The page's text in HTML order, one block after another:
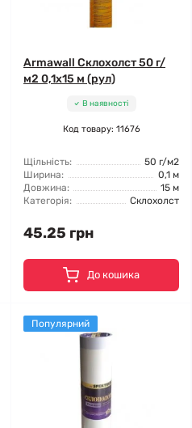
Armawall Склохолст 50 г/
м2 0,1x15 м (рул)
В наявності
Код товару: 11676
Щільність:
50 г/м2
Ширина:
0,1 м
Довжина:
15 м
Категорія:
Склохолст
45.25 грн
До кошика
Популярний